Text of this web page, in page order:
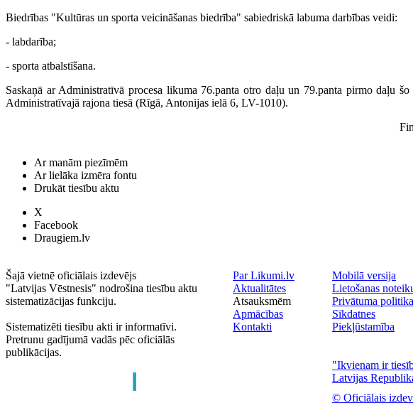
Biedrības "Kultūras un sporta veicināšanas biedrība" sabiedriskā labuma darbības veidi:
- labdarība;
- sporta atbalstīšana.
Saskaņā ar Administratīvā procesa likuma 76.panta otro daļu un 79.panta pirmo daļu
Administratīvajā rajona tiesā (Rīgā, Antonijas ielā 6, LV-1010).
Ar manām piezīmēm
Ar lielāka izmēra fontu
Drukāt tiesību aktu
X
Facebook
Draugiem.lv
Šajā vietnē oficiālais izdevējs
"Latvijas Vēstnesis" nodrošina tiesību aktu
sistematizācijas funkciju.
Sistematizēti tiesību akti ir informatīvi.
Pretrunu gadījumā vadās pēc oficiālās
publikācijas.
Par Likumi.lv
Aktualitātes
Atsauksmēm
Apmācības
Kontakti
Mobilā versija
Lietošanas
Privātuma politika
Sīkdatnes
Piekļūstamība
"Ikvienam ir
Latvijas
© Oficiālais